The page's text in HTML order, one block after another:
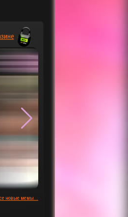
новые мемы...